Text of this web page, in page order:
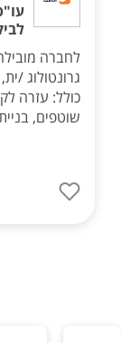
לחברה
גרונטולוג /
כולל: עזרה
שוטפים,